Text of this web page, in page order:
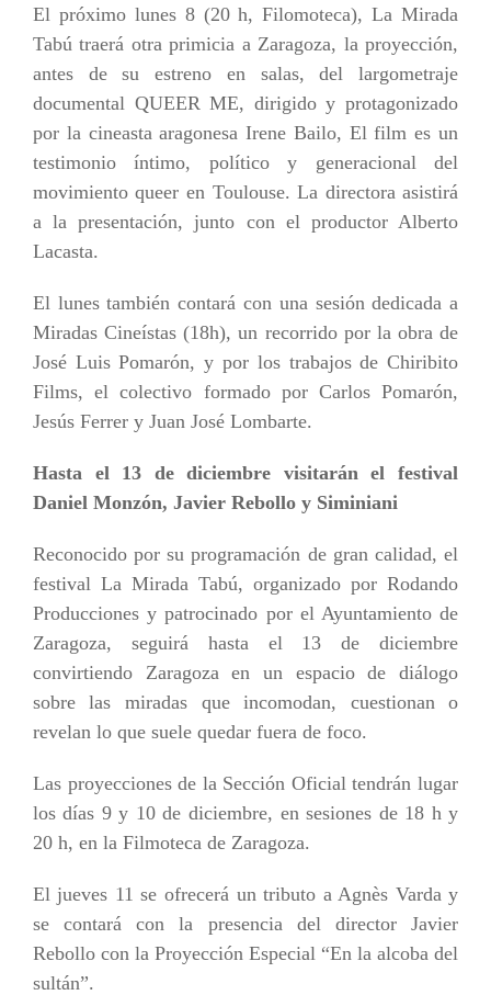
El próximo lunes 8 (20 h, Filomoteca), La Mirada
Tabú traerá otra primicia a Zaragoza, la proyección,
antes de su estreno en salas, del largometraje
documental QUEER ME, dirigido y protagonizado
por la cineasta aragonesa Irene Bailo, El film es un
testimonio íntimo, político y generacional del
movimiento queer en Toulouse. La directora asistirá
a la presentación, junto con el productor Alberto
Lacasta.
El lunes también contará con una sesión dedicada a
Miradas Cineístas (18h), un recorrido por la obra de
José Luis Pomarón, y por los trabajos de Chiribito
Films, el colectivo formado por Carlos Pomarón,
Jesús Ferrer y Juan José Lombarte.
Hasta el 13 de diciembre visitarán el festival
Daniel Monzón, Javier Rebollo y Siminiani
Reconocido por su programación de gran calidad, el
festival La Mirada Tabú, organizado por Rodando
Producciones y patrocinado por el Ayuntamiento de
Zaragoza, seguirá hasta el 13 de diciembre
convirtiendo Zaragoza en un espacio de diálogo
sobre las miradas que incomodan, cuestionan o
revelan lo que suele quedar fuera de foco.
Las proyecciones de la Sección Oficial tendrán lugar
los días 9 y 10 de diciembre, en sesiones de 18 h y
20 h, en la Filmoteca de Zaragoza.
El jueves 11 se ofrecerá un tributo a Agnès Varda y
se contará con la presencia del director Javier
Rebollo con la Proyección Especial “En la alcoba del
sultán”.